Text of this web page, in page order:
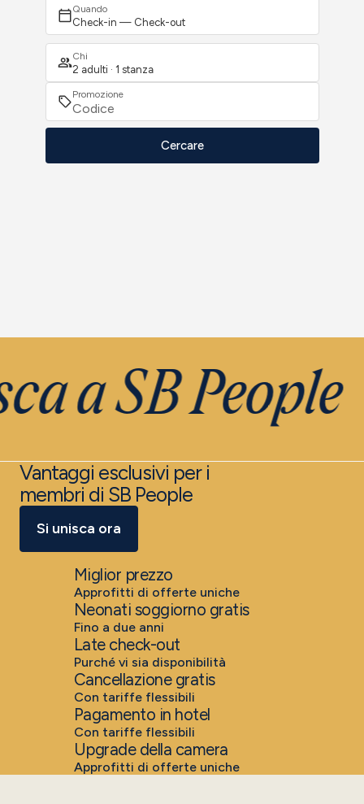
Quando
Check-in — Check-out
Chi
2 adulti · 1 stanza
Promozione
Cercare
a SB People
Vantaggi esclusivi per i
membri di SB People
Si unisca ora
Miglior prezzo
Approfitti di offerte uniche
Neonati soggiorno gratis
Fino a due anni
Late check-out
Purché vi sia disponibilità
Cancellazione gratis
Con tariffe flessibili
Pagamento in hotel
Con tariffe flessibili
Upgrade della camera
Approfitti di offerte uniche